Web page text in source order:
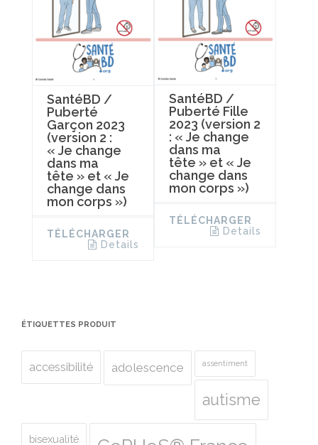
SantéBD /
Puberté
Garçon 2023
(version 2 :
« Je change
dans ma
tête » et « Je
change dans
mon corps »)
TÉLÉCHARGER
Details
SantéBD /
Puberté Fille
2023 (version 2
: « Je change
dans ma
tête » et « Je
change dans
mon corps »)
TÉLÉCHARGER
Details
ÉTIQUETTES PRODUIT
accessibilité adolescence assentiment
autisme
bisexualité